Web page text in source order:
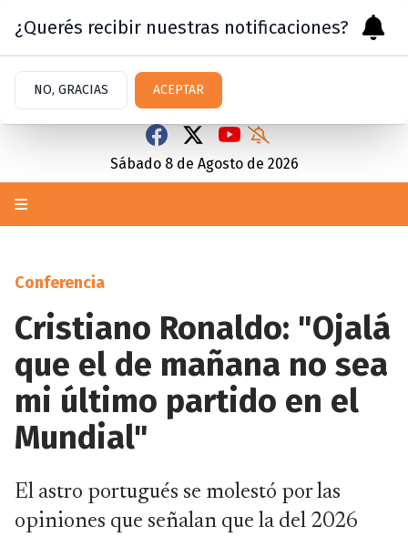
Sábado 8 de Agosto de 2026
Conferencia
Cristiano Ronaldo: "Ojalá
que el de mañana no sea
mi último partido en el
Mundial"
El astro portugués se molestó por las
opiniones que señalan que la del 2026
¿Querés recibir nuestras notificaciones?
NO, GRACIAS ACEPTAR